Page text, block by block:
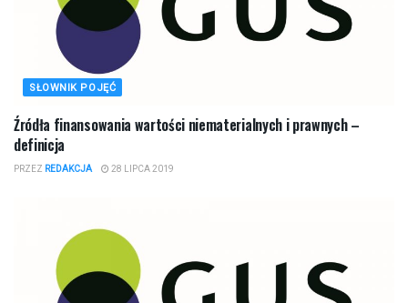
SŁOWNIK POJĘĆ
Źródła finansowania wartości niematerialnych i prawnych –
definicja
PRZEZ REDAKCJA 28 LIPCA 2019